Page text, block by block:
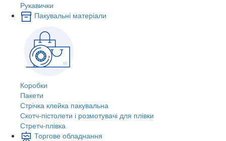
Рукавички
Пакувальні матеріали
Коробки
Пакети
Стрічка клейка пакувальна
Скотч-пістолети і розмотувачі для плівки
Стретч-плівка
Торгове обладнання